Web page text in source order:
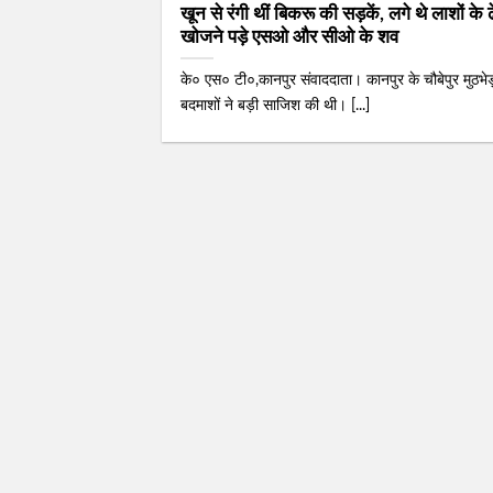
खून से रंगी थीं बिकरू की सड़कें, लगे थे लाशों के
खोजने पड़े एसओ और सीओ के शव
के० एस० टी०,कानपुर संवाददाता। कानपुर के चौबेपुर
बदमाशों ने बड़ी साजिश की थी। [...]